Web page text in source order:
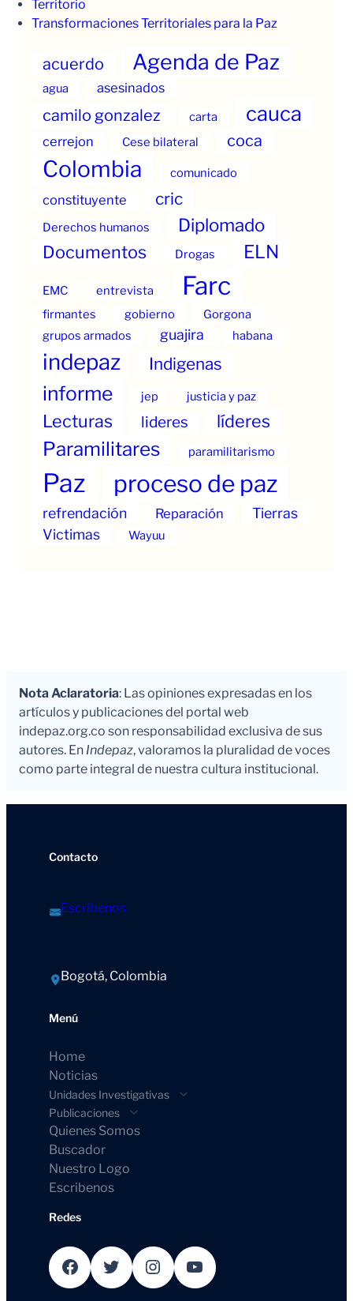
Territorio
Transformaciones Territoriales para la Paz
acuerdo Agenda de Paz
agua asesinados
camilo gonzalez carta cauca
cerrejon Cese bilateral coca
Colombia comunicado
constituyente cric
Derechos humanos Diplomado
Documentos Drogas ELN
EMC entrevista Farc
firmantes gobierno
Gorgona
grupos armados
guajira habana
indepaz Indigenas
informe jep justicia y paz
Lecturas lideres líderes
Paramilitares paramilitarismo
Paz proceso de paz
refrendación Reparación
Tierras
Victimas
Wayuu
Nota Aclaratoria: Las opiniones expresadas en los
artículos y publicaciones del portal web
indepaz.org.co son responsabilidad exclusiva de sus
autores. En Indepaz, valoramos la pluralidad de voces
como parte integral de nuestra cultura institucional.
Contacto
Escríbenos
Bogotá, Colombia
Menú
Home
Noticias
Unidades Investigativas
Publicaciones
Quienes Somos
Buscador
Nuestro Logo
Escribenos
Redes
Facebook Twitter Instagram YouTube